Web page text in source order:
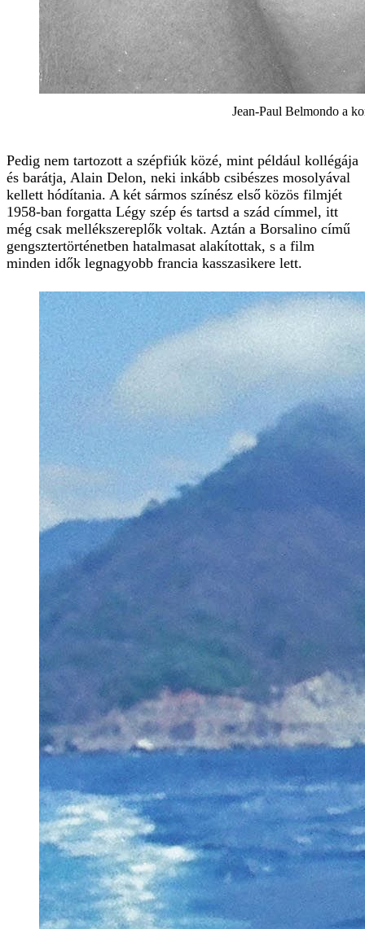
Jean-Paul Belmondo a
Pedig nem tartozott a szépfiúk közé, mint például kollégája
és barátja, Alain Delon, neki inkább csibészes mosolyával
kellett hódítania. A két sármos színész első közös filmjét
1958-ban forgatta Légy szép és tartsd a szád címmel, itt
még csak mellékszereplők voltak. Aztán a Borsalino című
gengsztertörténetben hatalmasat alakítottak, s a film
minden idők legnagyobb francia kasszasikere lett.